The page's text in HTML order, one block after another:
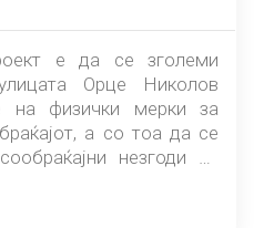
е да се зголеми
Орце Николов
на физички мерки за
а со тоа да се
незгоди на